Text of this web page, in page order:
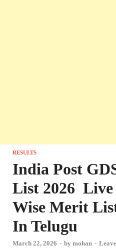
RESULTS
India Post
List 2026 Live
Wise Merit
In Telugu
March 22, 2026 - by mohan -